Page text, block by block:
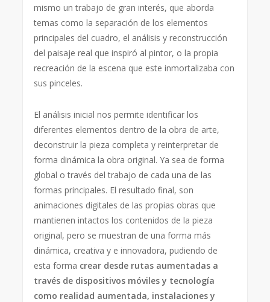
mismo un trabajo de gran interés, que aborda
temas como la separación de los elementos
principales del cuadro, el análisis y reconstrucción
del paisaje real que inspiró al pintor, o la propia
recreación de la escena que este inmortalizaba con
sus pinceles.
El análisis inicial nos permite identificar los
diferentes elementos dentro de la obra de arte,
deconstruir la pieza completa y reinterpretar de
forma dinámica la obra original. Ya sea de forma
global o través del trabajo de cada una de las
formas principales. El resultado final, son
animaciones digitales de las propias obras que
mantienen intactos los contenidos de la pieza
original, pero se muestran de una forma más
dinámica, creativa y e innovadora, pudiendo de
esta forma crear desde rutas aumentadas a
través de dispositivos móviles y tecnología
como realidad aumentada, instalaciones y